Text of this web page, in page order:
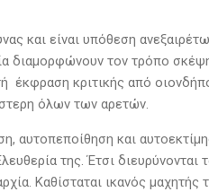
και είναι υπόθεση
διαμορφώνουν τον τρόπο
έκφραση κριτικής από
όλων των αρετών.
και
της. Έτσι διευρύνονται
Καθίσταται ικανός